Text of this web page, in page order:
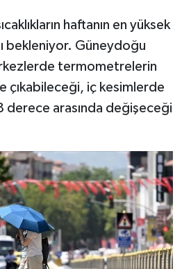
haftanın en yüksek
bekleniyor. Güneydoğu
termometrelerin
çıkabileceği, iç kesimlerde
derece arasında değişeceği